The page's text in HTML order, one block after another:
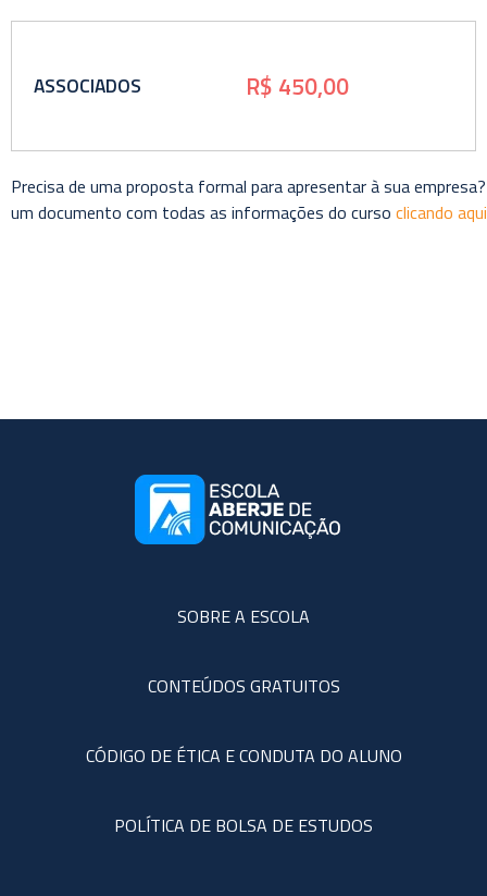
ASSOCIADOS R$ 450,00
Precisa de uma proposta formal para apresentar à sua
um documento com todas as informações do curso clicando
SOBRE A ESCOLA
CONTEÚDOS GRATUITOS
CÓDIGO DE ÉTICA E CONDUTA DO ALUNO
POLÍTICA DE BOLSA DE ESTUDOS